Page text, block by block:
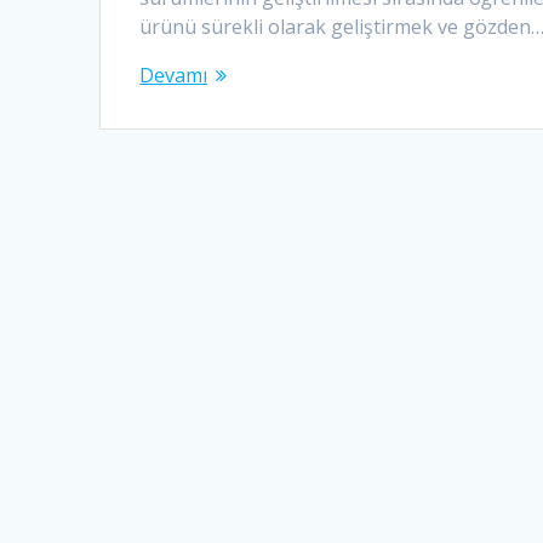
ürünü sürekli olarak geliştirmek ve
Devamı